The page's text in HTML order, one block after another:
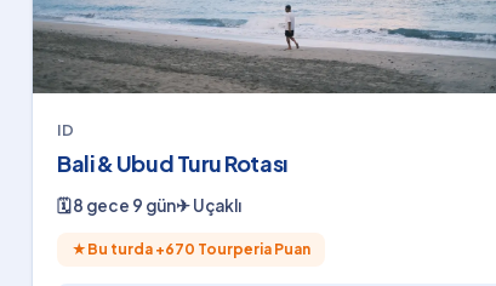
ID
Bali & Ubud Turu Rotası
🗓8 gece 9 gün✈Uçaklı
★ Bu turda +670 Tourperia Puan